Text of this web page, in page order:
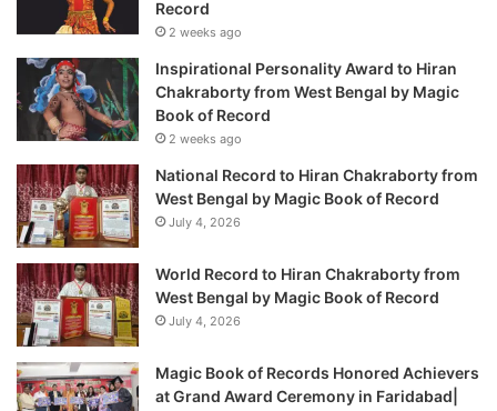
Record
2 weeks ago
Inspirational Personality Award to Hiran
Chakraborty from West Bengal by Magic
Book of Record
2 weeks ago
National Record to Hiran Chakraborty from
West Bengal by Magic Book of Record
July 4, 2026
World Record to Hiran Chakraborty from
West Bengal by Magic Book of Record
July 4, 2026
Magic Book of Records Honored Achievers
at Grand Award Ceremony in Faridabad|